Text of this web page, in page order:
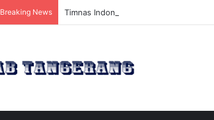
Breaking News Timnas Indonesia U-17 Tereliminasi,